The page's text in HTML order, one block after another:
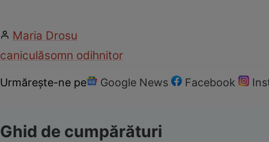
Maria Drosu
caniculăsomn odihnitor
Urmărește-ne pe Google News Facebook
Ghid de cumpărături